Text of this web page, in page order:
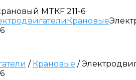
MTКF 211-6
Крановые
/ Крановые /